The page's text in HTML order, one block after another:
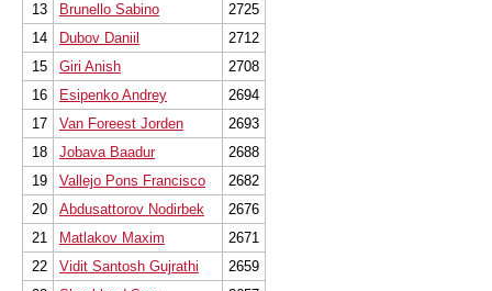
13
Brunello Sabino
2725
14
Dubov Daniil
2712
15
Giri Anish
2708
16
Esipenko Andrey
2694
17
Van Foreest Jorden
2693
18
Jobava Baadur
2688
19
Vallejo Pons Francisco
2682
20
Abdusattorov Nodirbek
2676
21
Matlakov Maxim
2671
22
Vidit Santosh Gujrathi
2659